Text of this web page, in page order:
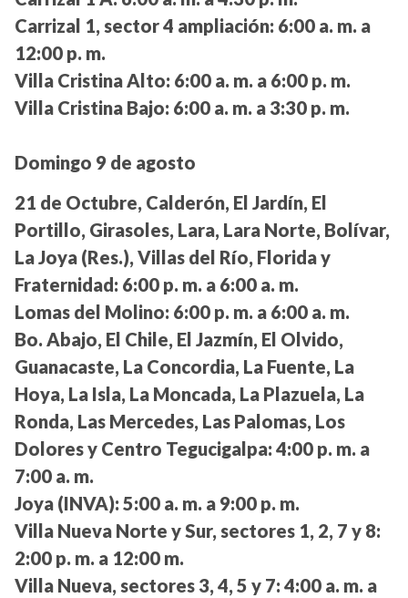
Carrizal 1, sector 4 ampliación: 6:00 a. m. a
12:00 p. m.
Villa Cristina Alto: 6:00 a. m. a 6:00 p. m.
Villa Cristina Bajo: 6:00 a. m. a 3:30 p. m.
Domingo 9 de agosto
21 de Octubre, Calderón, El Jardín, El
Portillo, Girasoles, Lara, Lara Norte, Bolívar,
La Joya (Res.), Villas del Río, Florida y
Fraternidad: 6:00 p. m. a 6:00 a. m.
Lomas del Molino: 6:00 p. m. a 6:00 a. m.
Bo. Abajo, El Chile, El Jazmín, El Olvido,
Guanacaste, La Concordia, La Fuente, La
Hoya, La Isla, La Moncada, La Plazuela, La
Ronda, Las Mercedes, Las Palomas, Los
Dolores y Centro Tegucigalpa: 4:00 p. m. a
7:00 a. m.
Joya (INVA): 5:00 a. m. a 9:00 p. m.
Villa Nueva Norte y Sur, sectores 1, 2, 7 y 8:
2:00 p. m. a 12:00 m.
Villa Nueva, sectores 3, 4, 5 y 7: 4:00 a. m. a